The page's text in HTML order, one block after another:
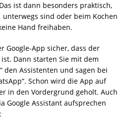
ist dann besonders praktisch,
sind oder beim Kochen
Hand freihaben.
Google-App sicher, dass der
Dann starten Sie mit dem
den Assistenten und sagen bei
Schon wird die App auf
in den Vordergrund geholt. Auch
Google Assistant aufsprechen